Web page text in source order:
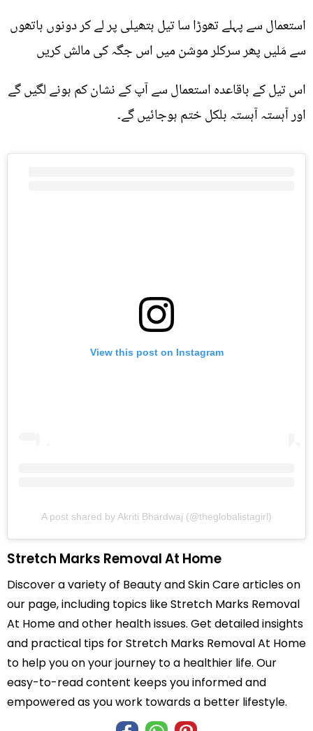
استعمال سے پہلے تھوڑا سا تیل ہتھیلی پر لے کر دونوں ہاتھوں
سے مَلیں پھر سرکلر موشن میں اس جگہ کی مالش کریں
اس تیل کے باقاعدہ استعمال سے آپ کے نشان کم ہونے لگیں گے
اور آہستہ آہستہ بلکل ختم ہوجائیں گے۔
View this post on Instagram
A post shared by Akriti Bhardwaj (@theglobalistagirl)
Stretch Marks Removal At Home
Discover a variety of Beauty and Skin Care articles on
our page, including topics like Stretch Marks Removal
At Home and other health issues. Get detailed insights
and practical tips for Stretch Marks Removal At Home
to help you on your journey to a healthier life. Our
easy-to-read content keeps you informed and
empowered as you work towards a better lifestyle.